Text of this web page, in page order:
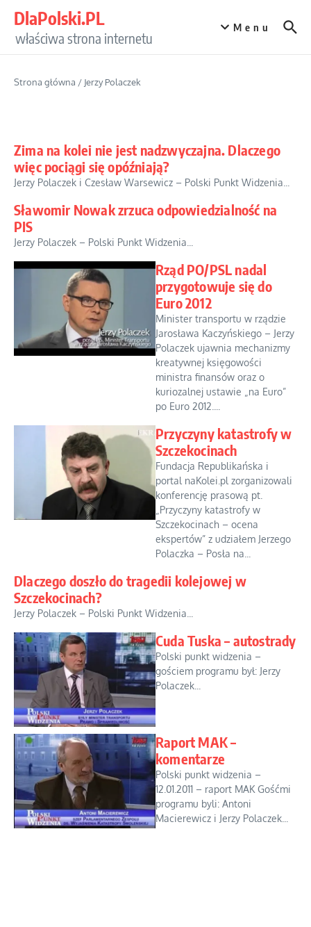
DlaPolski.PL
właściwa strona internetu
Menu
Strona główna / Jerzy Polaczek
Zima na kolei nie jest nadzwyczajna. Dlaczego
więc pociągi się opóźniają?
Jerzy Polaczek i Czesław Warsewicz – Polski Punkt Widzenia...
Sławomir Nowak zrzuca odpowiedzialność na
PIS
Jerzy Polaczek – Polski Punkt Widzenia...
Rząd PO/PSL nadal
przygotowuje się do
Euro 2012
Minister transportu w rządzie
Jarosława Kaczyńskiego – Jerzy
Polaczek ujawnia mechanizmy
kreatywnej księgowości
ministra finansów oraz o
kuriozalnej ustawie „na Euro”
po Euro 2012....
Przyczyny katastrofy w
Szczekocinach
Fundacja Republikańska i
portal naKolei.pl zorganizowali
konferencję prasową pt.
„Przyczyny katastrofy w
Szczekocinach – ocena
ekspertów” z udziałem Jerzego
Polaczka – Posła na...
Dlaczego doszło do tragedii kolejowej w
Szczekocinach?
Jerzy Polaczek – Polski Punkt Widzenia...
Cuda Tuska – autostrady
Polski punkt widzenia –
gościem programu był: Jerzy
Polaczek...
Raport MAK –
komentarze
Polski punkt widzenia –
12.01.2011 – raport MAK Gośćmi
programu byli: Antoni
Macierewicz i Jerzy Polaczek...